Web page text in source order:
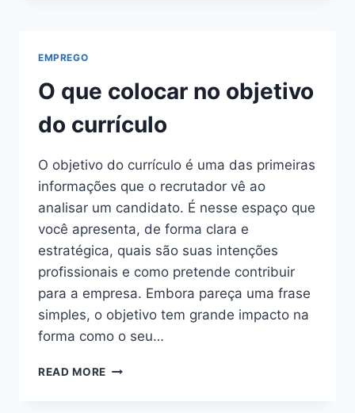
EMPREGO
O que colocar no objetivo
do currículo
O objetivo do currículo é uma das primeiras
informações que o recrutador vê ao
analisar um candidato. É nesse espaço que
você apresenta, de forma clara e
estratégica, quais são suas intenções
profissionais e como pretende contribuir
para a empresa. Embora pareça uma frase
simples, o objetivo tem grande impacto na
forma como o seu…
READ MORE